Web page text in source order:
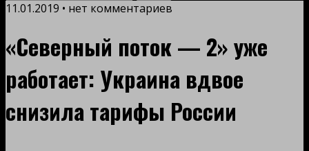
11.01.2019 • нет комментариев
«Северный поток — 2» уже
работает: Украина вдвое
снизила тарифы России